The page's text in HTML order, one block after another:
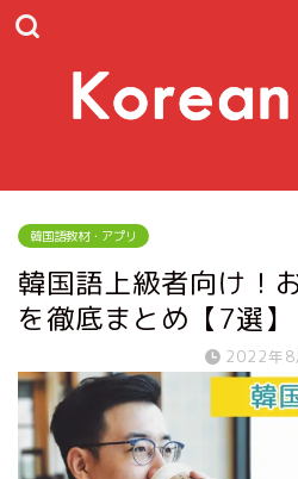
韓国語教材・アプリ
韓国語上級者向け！
を徹底まとめ【7選】
2022年8